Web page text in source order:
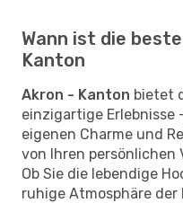
Wann ist die
Kanton
Akron - Kanton bietet
einzigartige Erlebnisse
eigenen Charme und
von Ihren persönlichen
Ob Sie die lebendige
ruhige Atmosphäre der